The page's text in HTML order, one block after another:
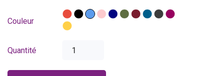
Couleur
Rouge
NoirBleuRoseBleuVertBordeaux
BleuGrisviolet
yellow
Quantité